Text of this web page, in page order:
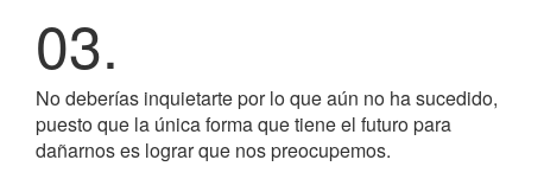
03.
No deberías inquietarte por lo que aún no ha sucedido,
puesto que la única forma que tiene el futuro para
dañarnos es lograr que nos preocupemos.